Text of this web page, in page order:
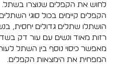
לחוש את הקפלים שנוצרו בשתל.
הקפלים קיימים בכול סוגי
הושתלו שתלים גדולים יחסית,
רזות מאוד ונשים עם עור דק
מאפשר כיסוי נוסף בין השתל
המפחית את הימצאות הקפלים.